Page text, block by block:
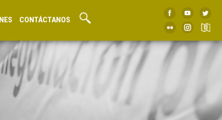
CONTÁCTANOS